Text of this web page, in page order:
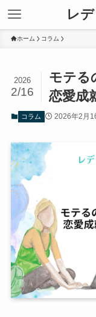
レ
ホーム コラム
モテる
恋愛成
2026
2/16
コラム 2026年2月